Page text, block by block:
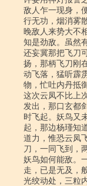
敌人乍一现身，
行无功，烟消雾
晚敌人来势大不
知是劲敌。虽然
还妄冀那把飞刀
扬，那柄飞刀刚
动飞落，猛听霹
物，忙吐内丹抵
这次云凤不比上
发出，那口玄都
时飞起。妖鸟又
起，那边杨瑾知
道力，惟恐云凤
刀，一同飞到，
妖鸟如何能敌。
走，已是无及，
光绞动处，三粒